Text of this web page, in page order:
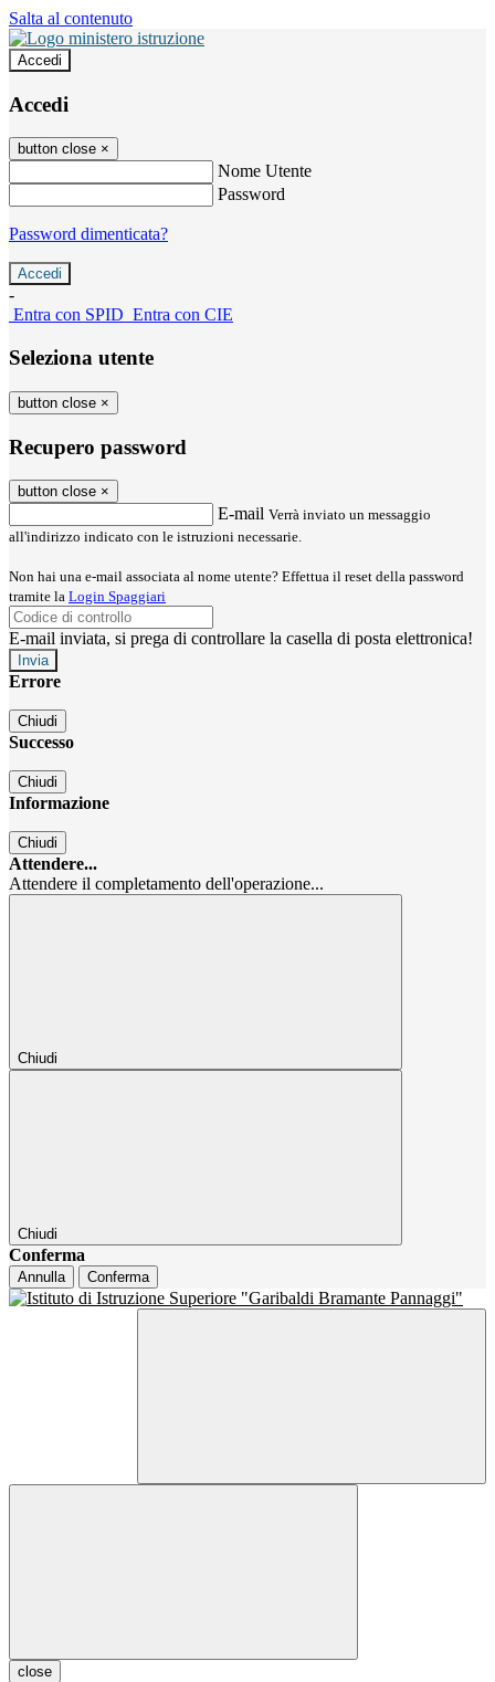
Salta al contenuto
Accedi
Accedi
button close ×
Nome Utente
Password
Password dimenticata?
-
Entra con SPID Entra con CIE
Seleziona utente
button close ×
Recupero password
button close ×
E-mail Verrà inviato un messaggio
all'indirizzo indicato con le istruzioni necessarie.
Non hai una e-mail associata al nome utente? Effettua il reset della password
tramite la Login Spaggiari
E-mail inviata, si prega di controllare la casella di posta elettronica!
Errore
Chiudi
Successo
Chiudi
Informazione
Chiudi
Attendere...
Attendere il completamento dell'operazione...
Chiudi
Chiudi
Conferma
Annulla Conferma
close